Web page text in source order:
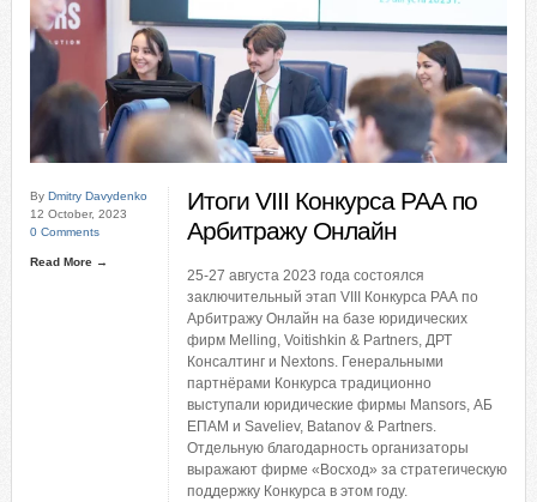
By Dmitry Davydenko
12 October, 2023
0 Comments
Read More →
Итоги VIII Конкурса РАА по
Арбитражу Онлайн
25-27 августа 2023 года состоялся
заключительный этап VIII Конкурса РАА по
Арбитражу Онлайн на базе юридических
фирм Melling, Voitishkin & Partners, ДРТ
Консалтинг и Nextons. Генеральными
партнёрами Конкурса традиционно
выступали юридические фирмы Mansors, АБ
ЕПАМ и Saveliev, Batanov & Partners.
Отдельную благодарность организаторы
выражают фирме «Восход» за стратегическую
поддержку Конкурса в этом году.